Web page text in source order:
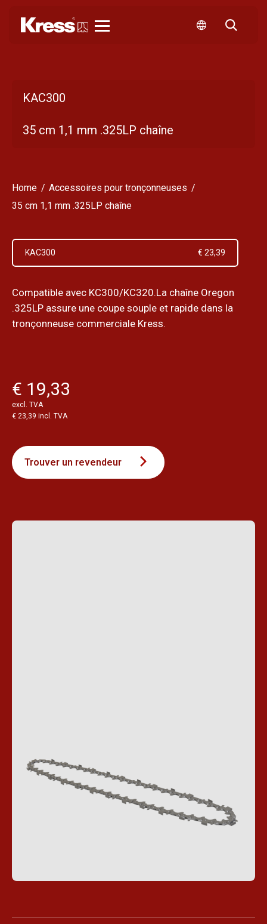
KAC300
35 cm 1,1 mm .325LP chaîne
Home
Accessoires pour tronçonneuses
35 cm 1,1 mm .325LP chaîne
KAC300 € 23,39
Compatible avec KC300/KC320.La chaîne Oregon
.325LP assure une coupe souple et rapide dans la
tronçonneuse commerciale Kress.
€ 19,33
excl. TVA
€ 23,39 incl. TVA
Trouver un revendeur